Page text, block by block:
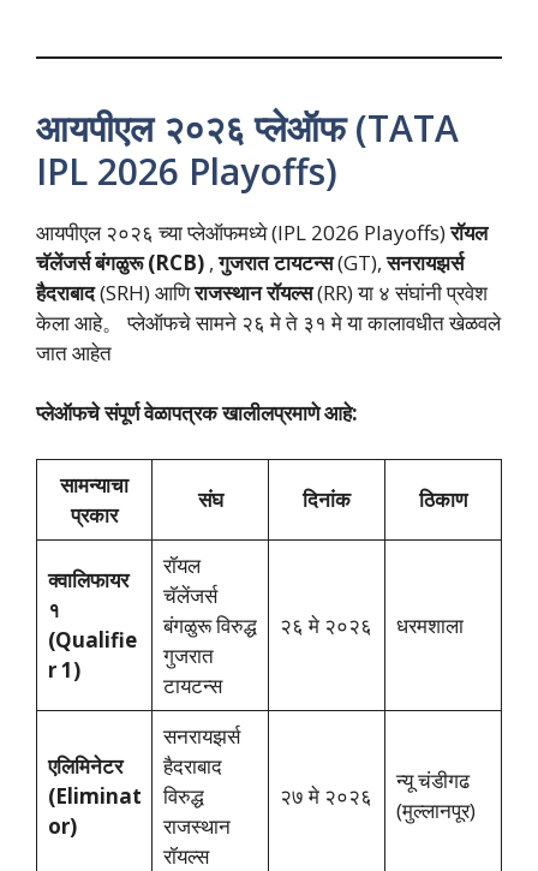
आयपीएल २०२६ प्लेऑफ (TATA
IPL 2026 Playoffs)
आयपीएल २०२६ च्या प्लेऑफमध्ये (IPL 2026 Playoffs)रॉयल
चॅलेंजर्स बंगळुरू (RCB) ,गुजरात टायटन्स(GT),सनरायझर्स
हैदराबाद(SRH) आणिराजस्थान रॉयल्स(RR) या ४ संघांनी प्रवेश
केला आहे。 प्लेऑफचे सामने २६ मे ते ३१ मे या कालावधीत खेळवले
जात आहेत
प्लेऑफचे संपूर्ण वेळापत्रक खालीलप्रमाणे आहे:
सामन्याचा
प्रकार
संघ दिनांक ठिकाण
क्वालिफायर
१
(Qualifie
r 1)
रॉयल
चॅलेंजर्स
बंगळुरू विरुद्ध
गुजरात
टायटन्स
२६ मे २०२६ धरमशाला
एलिमिनेटर
(Eliminat
or)
सनरायझर्स
हैदराबाद
विरुद्ध
राजस्थान
रॉयल्स
२७ मे २०२६
न्यू चंडीगढ
(मुल्लानपूर)